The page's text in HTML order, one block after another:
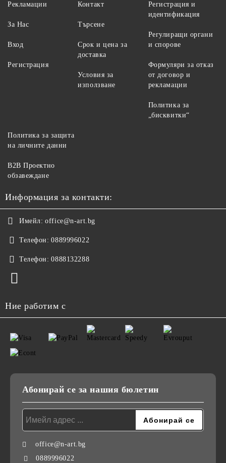
Рекламации
За Нас
Вход
Регистрация
Контакт
Търсене
Срок и цена за
доставка
Условия за
използване
Регистрация и
идентификация
Регулиращи органи
и спорове
Формуляри за отказ
от договор и
рекламации
Политика за
„бисквитки“
Политика за защита
на личните данни
B2B Проектно
обзавеждане
Информация за контакти:
Имейл: office@n-art.bg
Телефон: 0889996022
Телефон: 0888132288
Ние работим с
Абонирай се за нашия бюлетин
office@n-art.bg
0889996022